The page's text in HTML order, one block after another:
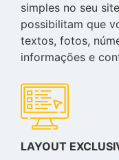
simples no seu
possibilitam que
textos, fotos,
informações e
LAYOUT